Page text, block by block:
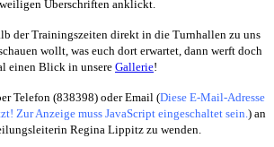
Überschriften anklickt.
der Trainingszeiten direkt in die Turnhallen zu uns
wollt, was euch dort erwartet, dann werft doch
einen Blick in unsere Gallerie!
Telefon (838398) oder Email (Diese E-Mail-Adresse
Zur Anzeige muss JavaScript eingeschaltet sein. ) an
Regina Lippitz zu wenden.